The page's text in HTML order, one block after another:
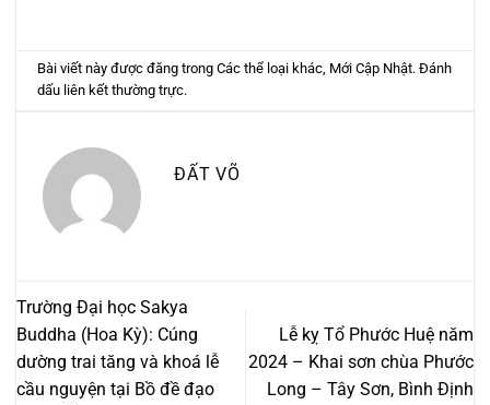
Bài viết này được đăng trongCác thể loại khác, Mới Cập Nhật. Đánh
dấu liên kết thường trực.
ĐẤT VÕ
Trường Đại học Sakya
Buddha (Hoa Kỳ): Cúng
dường trai tăng và khoá lễ
cầu nguyện tại Bồ đề đạo
Lễ kỵ Tổ Phước Huệ năm
2024 – Khai sơn chùa Phước
Long – Tây Sơn, Bình Định